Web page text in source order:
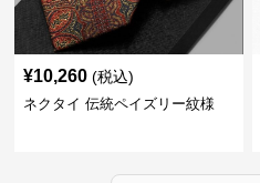
¥10,260 (税込)
ネクタイ 伝統ペイズリー紋様